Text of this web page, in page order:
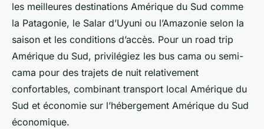
les meilleures destinations Amérique du Sud comme
la Patagonie, le Salar d’Uyuni ou l’Amazonie selon la
saison et les conditions d’accès. Pour un road trip
Amérique du Sud, privilégiez les bus cama ou semi-
cama pour des trajets de nuit relativement
confortables, combinant transport local Amérique du
Sud et économie sur l’hébergement Amérique du Sud
économique.